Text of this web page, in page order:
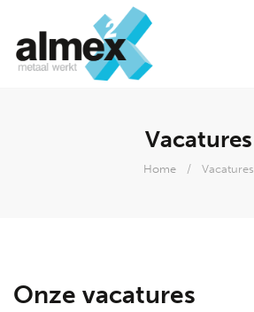
Vacatures
Home Vacatures
Onze vacatures